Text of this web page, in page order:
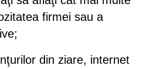
firmei sau a
din ziare, internet